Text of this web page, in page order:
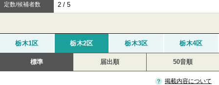
定数/候補者数 2 / 5
栃木1区 栃木2区 栃木3区 栃木4区
標準 届出順 50音順
掲載内容について